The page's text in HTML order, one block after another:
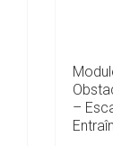
–